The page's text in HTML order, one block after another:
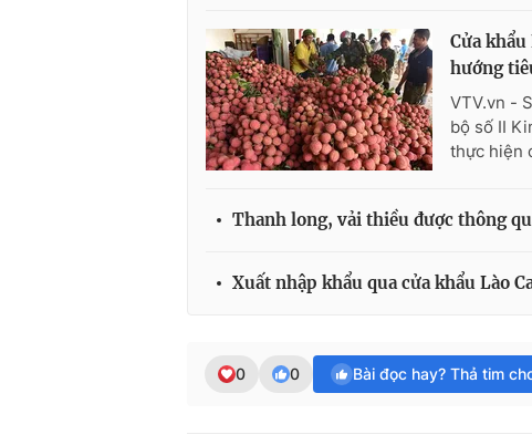
Cửa
hướng
VTV.vn -
bộ số II
thực hiện
Thanh long, vải thiều được thông
Xuất nhập khẩu qua cửa khẩu Lào
0 0 Bài đọc hay? Thả tim